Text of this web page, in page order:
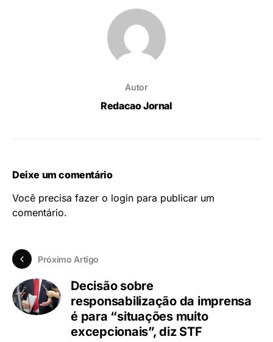
Autor
Redacao Jornal
Deixe um comentário
Você precisa fazer o login para publicar um
comentário.
Próximo Artigo
Decisão sobre
responsabilização da imprensa
é para “situações muito
excepcionais”, diz STF